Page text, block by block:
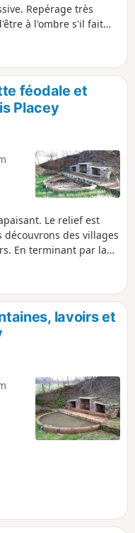
Repérage très
à l'ombre s'il fait
de prolonger au
féodale et
Placey
Le relief est
des villages
En terminant par la
lavoirs et